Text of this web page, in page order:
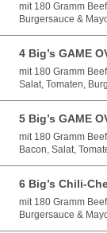
mit 180 Gramm
Burgersauce &
4 Big’s GAME
mit 180 Gramm
Salat, Tomaten,
5 Big’s GAME
mit 180 Gramm
Bacon, Salat,
6 Big’s Chili-
mit 180 Gramm
Burgersauce &